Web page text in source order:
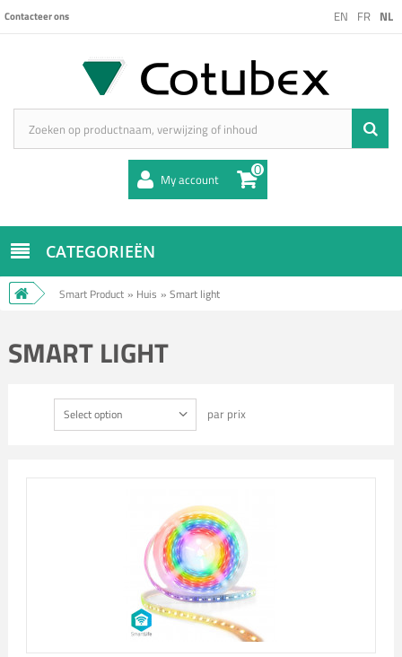
EN FR NL
Contacteer ons
My account 0
CATEGORIEËN
Smart Product » Huis » Smart light
SMART LIGHT
Select option par prix